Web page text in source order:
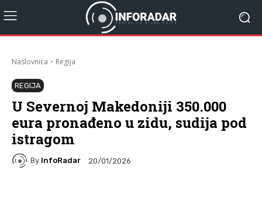
Naslovnica Regija
REGIJA
U Severnoj Makedoniji 350.000
eura pronađeno u zidu, sudija pod
istragom
By InfoRadar 20/01/2026